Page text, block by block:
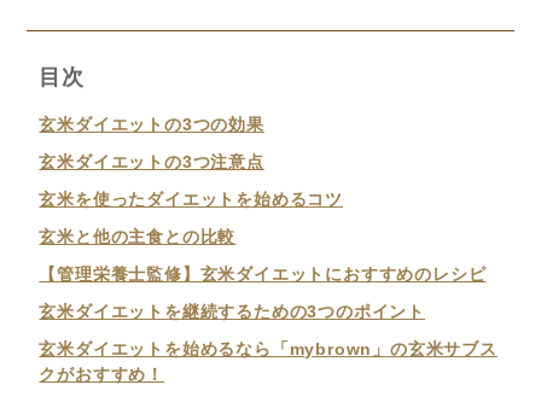
目次
玄米ダイエットの3つの効果
玄米ダイエットの3つ注意点
玄米を使ったダイエットを始めるコツ
玄米と他の主食との比較
【管理栄養士監修】玄米ダイエットにおすすめのレシピ
玄米ダイエットを継続するための3つのポイント
玄米ダイエットを始めるなら「mybrown」の玄米サブス
クがおすすめ！